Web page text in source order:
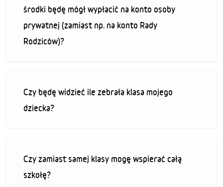
środki będę mógł wypłacić na konto osoby
prywatnej (zamiast np. na konto Rady
Rodziców)?
Czy będę widzieć ile zebrała klasa mojego
dziecka?
Czy zamiast samej klasy mogę wspierać całą
szkołę?